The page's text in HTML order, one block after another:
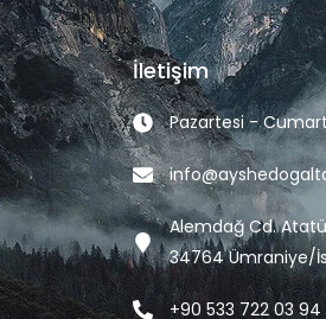
İletişim
Pazartesi -
Alemdağ Cd.
34764 Ümraniye/
+90 533 722 03 94